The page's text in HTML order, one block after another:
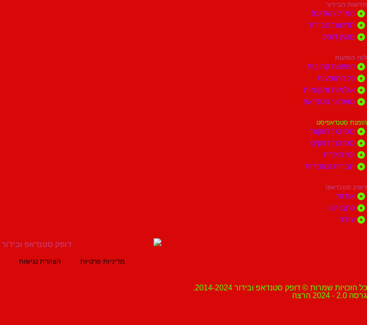
חדשות הבידור
המייל האדום!
חדשות הבידור
מזגין דופק
לוח הופעות
הופעות קרובות
כל ההופעות
אולמות ומקומות
מועדוני סטנדאפ
הזמנת סטנדאפיסט
מסיבת רווקות
מסיבת רווקים
ימי הולדת
חברות ומוסדות
דופק סטנדאפ!
אודות
כתבו לנו
עזרה
מדיניות פרטיות הצהרת נגישות
כל הזכויות שמרות © דופק סטנדאפ ובידור 2014-2024.
גרסה 2.0 - 2024 הרצה